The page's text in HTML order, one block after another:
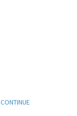
CONTINUE